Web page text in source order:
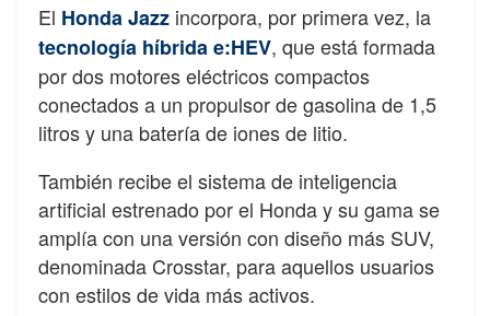
El Honda Jazz incorpora, por primera vez, la
tecnología híbrida e:HEV, que está formada
por dos motores eléctricos compactos
conectados a un propulsor de gasolina de 1,5
litros y una batería de iones de litio.
También recibe el sistema de inteligencia
artificial estrenado por el Honda y su gama se
amplía con una versión con diseño más SUV,
denominada Crosstar, para aquellos usuarios
con estilos de vida más activos.